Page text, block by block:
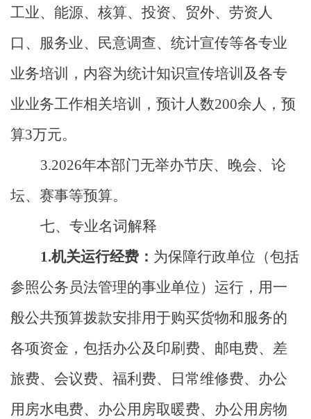
工业、能源、核算、投资、贸外、劳资人
口、服务业、民意调查、统计宣传等各专业
业务培训，内容为统计知识宣传培训及各专
业业务工作相关培训，预计人数200余人，预
算3万元。
3.2026年本部门无举办节庆、晚会、论
坛、赛事等预算。
七、专业名词解释
1.机关运行经费： 为保障行政单位（包括
参照公务员法管理的事业单位）运行，用一
般公共预算拨款安排用于购买货物和服务的
各项资金，包括办公及印刷费、邮电费、差
旅费、会议费、福利费、日常维修费、办公
用房水电费、办公用房取暖费、办公用房物